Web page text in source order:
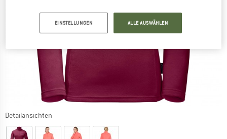
Detailansichten
EINSTELLUNGEN ALLE AUSWÄHLEN